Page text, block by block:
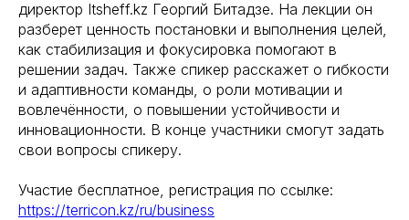
директор Itsheff.kz Георгий Битадзе. На лекции он
разберет ценность постановки и выполнения целей,
как стабилизация и фокусировка помогают в
решении задач. Также спикер расскажет о гибкости
и адаптивности команды, о роли мотивации и
вовлечённости, о повышении устойчивости и
инновационности. В конце участники смогут задать
свои вопросы спикеру.
Участие бесплатное, регистрация по ссылке:
https://terricon.kz/ru/business